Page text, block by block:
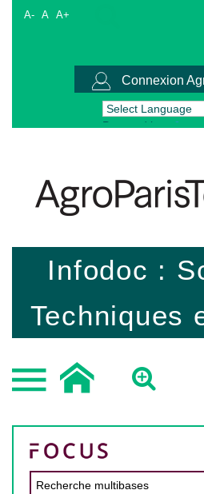
A- A A+
Connexion
Powered by
Infodoc :
Techniques